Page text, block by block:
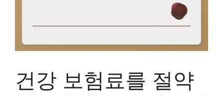
건강 보험료를 절약